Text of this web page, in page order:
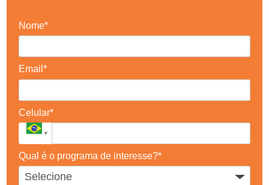
Nome*
Email*
Celular*
Qual é o programa de interesse?*